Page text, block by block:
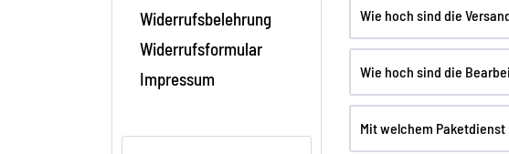
Widerrufsbelehrung
Widerrufsformular
Impressum
Wie hoch sind die
Wie hoch sind die
Mit welchem